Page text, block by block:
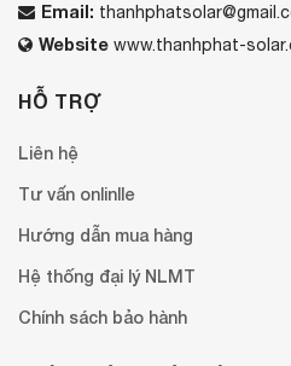
Email:
Website www.thanhphat-
HỖ TRỢ
Liên hệ
Tư vấn onlinlle
Hướng dẫn mua hàng
Hệ thống đại lý NLMT
Chính sách bảo hành